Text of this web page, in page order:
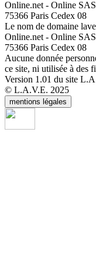
Online.net - Online
75366 Paris Cedex 08
Le nom de domaine
Online.net - Online
75366 Paris Cedex 08
Aucune donnée
ce site, ni utilisée à des
Version 1.01 du site
© L.A.V.E. 2025
mentions légales